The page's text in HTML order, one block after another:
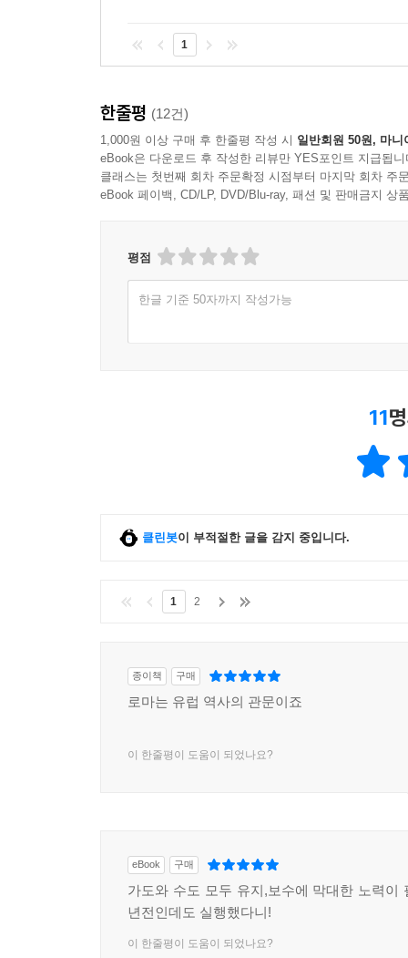
1
한줄평 (12건)
1,000원 이상 구매 후 한줄평 작성 시 일반회원 50원, 마니
eBook은 다운로드 후 작성한 리뷰만 YES포인트 지급됩니
클래스는 첫번째 회차 주문확정 시점부터 마지막 회차 주
eBook 페이백, CD/LP, DVD/Blu-ray, 패션 및 판매금지 상
평점
한글 기준 50자까지 작성가능
11
클린봇이 부적절한 글을 감지 중입니다.
1 2
종이책 구매
로마는 유럽 역사의 관문이죠
이 한줄평이 도움이 되었나요?
eBook 구매
가도와 수도 모두 유지,보수에 막대한 노력이
년전인데도 실행했다니!
이 한줄평이 도움이 되었나요?